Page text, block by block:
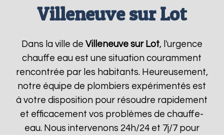
Villeneuve sur Lot
Dans la ville de Villeneuve sur Lot, l'urgence
chauffe eau est une situation couramment
rencontrée par les habitants. Heureusement,
notre équipe de plombiers expérimentés est
à votre disposition pour résoudre rapidement
et efficacement vos problèmes de chauffe-
eau. Nous intervenons 24h/24 et 7j/7 pour